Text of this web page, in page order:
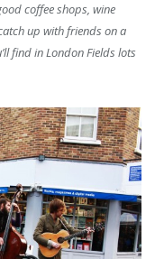
coffee shops, wine
up with friends on a
find in London Fields lots